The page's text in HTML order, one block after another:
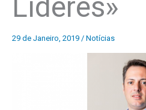
29 de Janeiro, 2019 / Notícias